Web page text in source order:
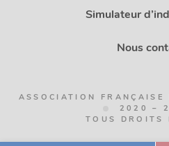
Simulateur
Nous
ASSOCIATION
2020 –
TOUS DROITS